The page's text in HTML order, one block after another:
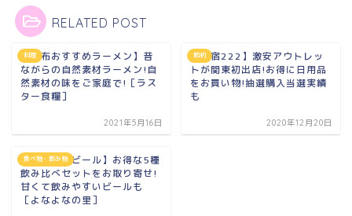
RELATED POST
料理
【調布おすすめラーメン】昔
ながらの自然素材ラーメン!自
然素材の味をご家庭で!［ラス
ター食糧］
2021年5月16日
節約
【新宿222】激安アウトレッ
トが関東初出店!お得に日用品
をお買い物!抽選購入当選実績
も
2020年12月20日
食べ物・飲み物
【クラフトビール】お得な5種
飲み比べセットをお取り寄せ!
甘くて飲みやすいビールも
［よなよなの里］